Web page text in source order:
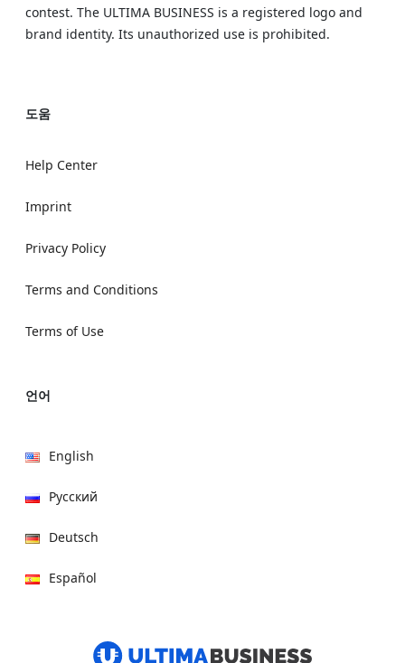
contest. The ULTIMA BUSINESS is a registered logo and
brand identity. Its unauthorized use is prohibited.
도움
Help Center
Imprint
Privacy Policy
Terms and Conditions
Terms of Use
언어
English
Русский
Deutsch
Español